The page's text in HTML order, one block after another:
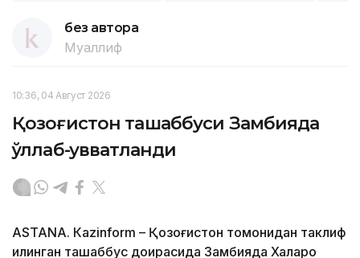
без автора
Муаллиф
10:36, 04 Август 2026
Қозоғистон ташаббуси Замбияда
қўллаб-қувватланди
ASTANA. Кazinform – Қозоғистон томонидан таклиф
қилинган ташаббус доирасида Замбияда Халқаро